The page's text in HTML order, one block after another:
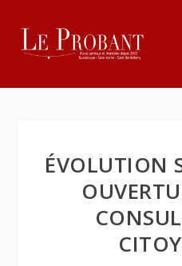
ÉVOLUTION